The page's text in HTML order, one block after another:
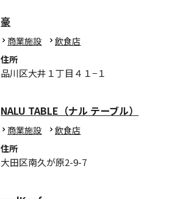
豪
商業施設
飲食店
住所
品川区大井１丁目４１−１
NALU TABLE（ナル テーブル）
商業施設
飲食店
住所
大田区南久が原2-9-7